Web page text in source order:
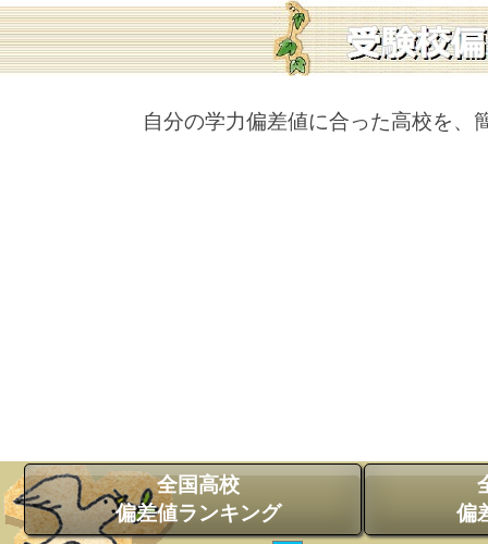
自分の学力偏差値に合った高校を、
全国高校
偏差値ランキング
偏